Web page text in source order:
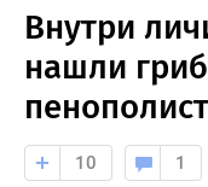
Внутри
нашли
10 1